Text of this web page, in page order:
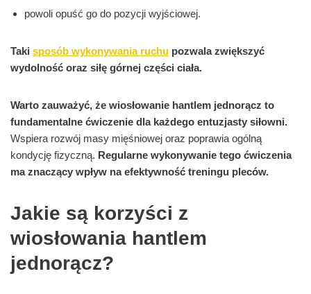
powoli opuść go do pozycji wyjściowej.
Taki sposób wykonywania ruchu pozwala zwiększyć
wydolność oraz siłę górnej części ciała.
Warto zauważyć, że wiosłowanie hantlem jednorącz to
fundamentalne ćwiczenie dla każdego entuzjasty siłowni.
Wspiera rozwój masy mięśniowej oraz poprawia ogólną
kondycję fizyczną. Regularne wykonywanie tego ćwiczenia
ma znaczący wpływ na efektywność treningu pleców.
Jakie są korzyści z
wiosłowania hantlem
jednorącz?